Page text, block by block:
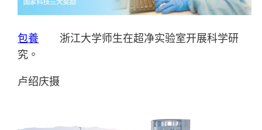
包養 浙江大学师生在超净实验室开展科学研
究。
卢绍庆摄